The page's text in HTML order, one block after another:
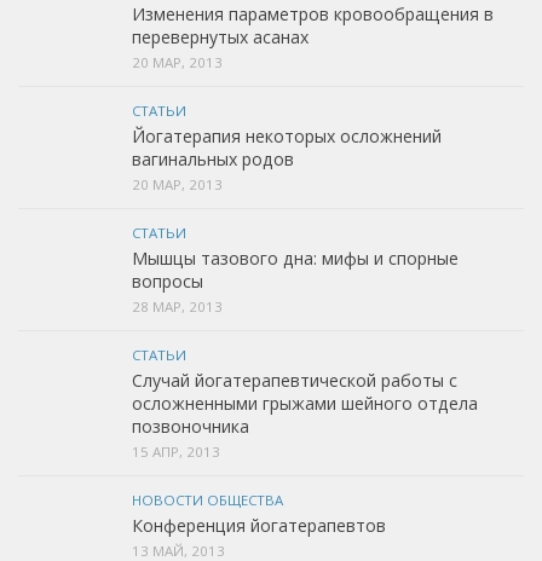
Изменения параметров кровообращения в
перевернутых асанах
20 МАР, 2013
СТАТЬИ
Йогатерапия некоторых осложнений
вагинальных родов
20 МАР, 2013
СТАТЬИ
Мышцы тазового дна: мифы и спорные
вопросы
28 МАР, 2013
СТАТЬИ
Случай йогатерапевтической работы с
осложненными грыжами шейного отдела
позвоночника
15 АПР, 2013
НОВОСТИ ОБЩЕСТВА
Конференция йогатерапевтов
13 МАЙ, 2013